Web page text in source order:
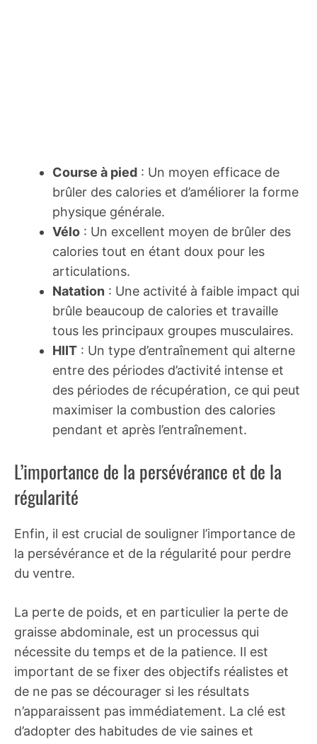
Course à pied : Un moyen efficace de
brûler des calories et d’améliorer la forme
physique générale.
Vélo : Un excellent moyen de brûler des
calories tout en étant doux pour les
articulations.
Natation : Une activité à faible impact qui
brûle beaucoup de calories et travaille
tous les principaux groupes musculaires.
HIIT : Un type d’entraînement qui alterne
entre des périodes d’activité intense et
des périodes de récupération, ce qui peut
maximiser la combustion des calories
pendant et après l’entraînement.
L’importance de la persévérance et de la
régularité
Enfin, il est crucial de souligner l’importance de
la persévérance et de la régularité pour perdre
du ventre.
La perte de poids, et en particulier la perte de
graisse abdominale, est un processus qui
nécessite du temps et de la patience. Il est
important de se fixer des objectifs réalistes et
de ne pas se décourager si les résultats
n’apparaissent pas immédiatement. La clé est
d’adopter des habitudes de vie saines et